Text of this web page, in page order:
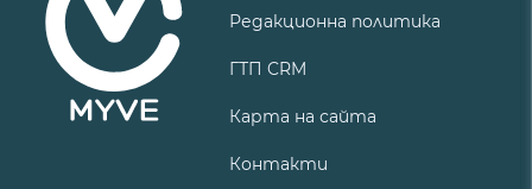
Редакционна политика
ГТП CRM
Карта на сайта
Контакти